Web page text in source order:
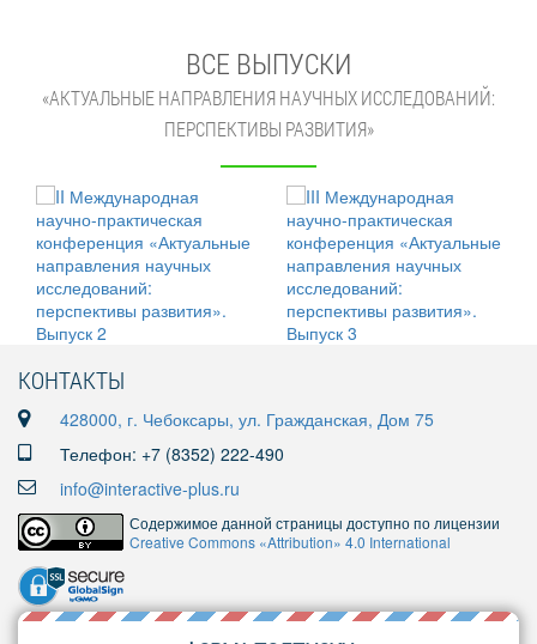
ВСЕ ВЫПУСКИ
«АКТУАЛЬНЫЕ НАПРАВЛЕНИЯ НАУЧНЫХ ИССЛЕДОВАНИЙ:
ПЕРСПЕКТИВЫ РАЗВИТИЯ»
КОНТАКТЫ
428000, г. Чебоксары, ул. Гражданская, Дом 75
Телефон: +7 (8352) 222-490
info@interactive-plus.ru
Содержимое данной страницы доступно по лицензии
Creative Commons «Attribution» 4.0 International